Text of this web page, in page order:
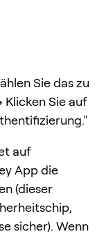
Sie das zu
Klicken Sie auf
auf
App die
(dieser
sicher). Wenn